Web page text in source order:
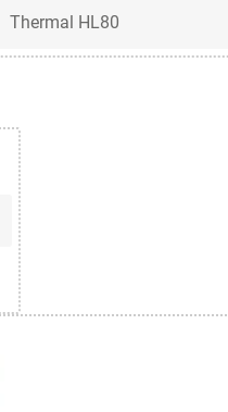
Thermal HL80